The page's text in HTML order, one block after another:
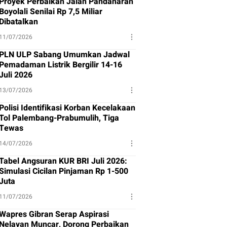
Boyolali Senilai Rp 7,5 Miliar
Dibatalkan
11/07/2026
PLN ULP Sabang Umumkan Jadwal
Pemadaman Listrik Bergilir 14-16
2026
13/07/2026
Polisi Identifikasi Korban Kecelakaan
Palembang-Prabumulih, Tiga
14/07/2026
Angsuran KUR BRI Juli 2026:
Cicilan Pinjaman Rp 1-500
11/07/2026
Gibran Serap Aspirasi
Nelayan Muncar, Dorong Perbaikan